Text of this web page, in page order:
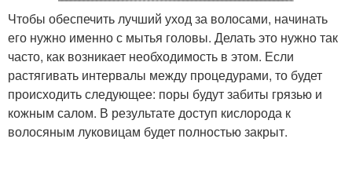
Чтобы обеспечить лучший уход за волосами, начинать
его нужно именно с мытья головы. Делать это нужно так
часто, как возникает необходимость в этом. Если
растягивать интервалы между процедурами, то будет
происходить следующее: поры будут забиты грязью и
кожным салом. В результате доступ кислорода к
волосяным луковицам будет полностью закрыт.